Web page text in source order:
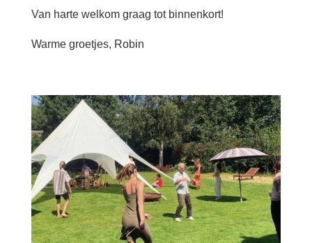
Van harte welkom graag tot binnenkort!
Warme groetjes, Robin